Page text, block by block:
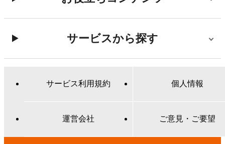
サービスから探す
サービス利用規約 個人情報
運営会社 ご意見・ご要望